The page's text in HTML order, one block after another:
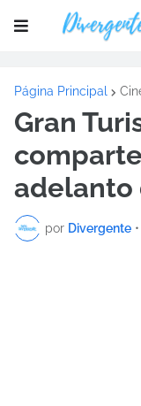
Página Principal
Gran
adelanto
por Divergente •